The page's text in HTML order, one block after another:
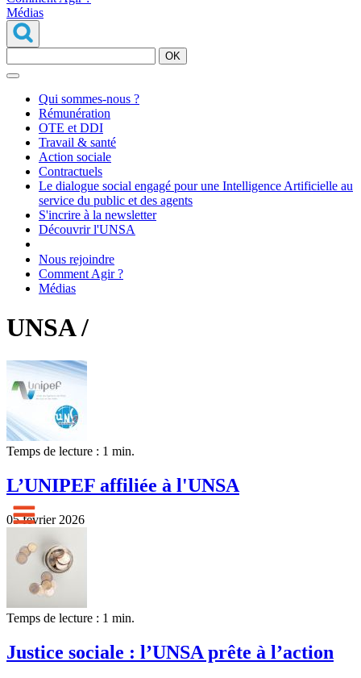
Médias
OK
Qui sommes-nous ?
Rémunération
OTE et DDI
Travail & santé
Action sociale
Contractuels
Le dialogue social engagé pour une Intelligence Artificielle au
service du public et des agents
S'incrire à la newsletter
Découvrir l'UNSA
Nous rejoindre
Comment Agir ?
Médias
UNSA /
Temps de lecture : 1 min.
L’UNIPEF affiliée à l'UNSA
05 février 2026
Temps de lecture : 1 min.
Justice sociale : l’UNSA prête à l’action